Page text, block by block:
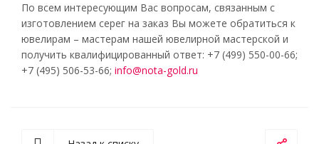
По всем интересующим Вас вопросам, связанным с
изготовлением серег на заказ Вы можете обратиться к
ювелирам – мастерам нашей ювелирной мастерской и
получить квалифицированный ответ: +7 (499) 550-00-66;
+7 (495) 506-53-66; info@nota-gold.ru